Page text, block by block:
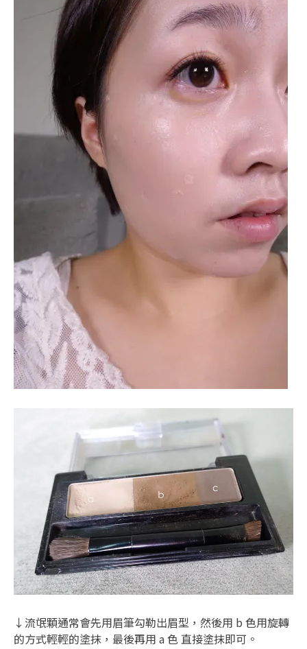
↓流氓顆通常會先用眉筆勾勒出眉型，然後用 b 色用旋轉
的方式輕輕的塗抹，最後再用 a 色 直接塗抹即可。